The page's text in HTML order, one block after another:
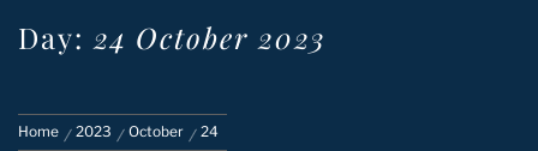
Day: 24 October 2023
Home 2023 October 24